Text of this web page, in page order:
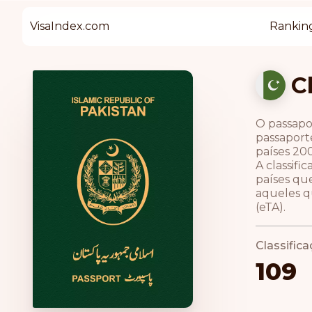
VisaIndex.com
O
países
A
países
aqueles
(eTA).
109